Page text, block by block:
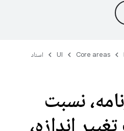
Core areas
UI اسناد
نسبت
اندازه،